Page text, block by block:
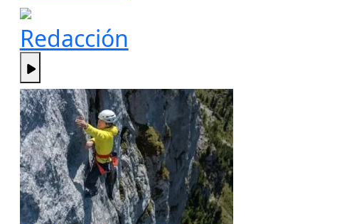
Redacción